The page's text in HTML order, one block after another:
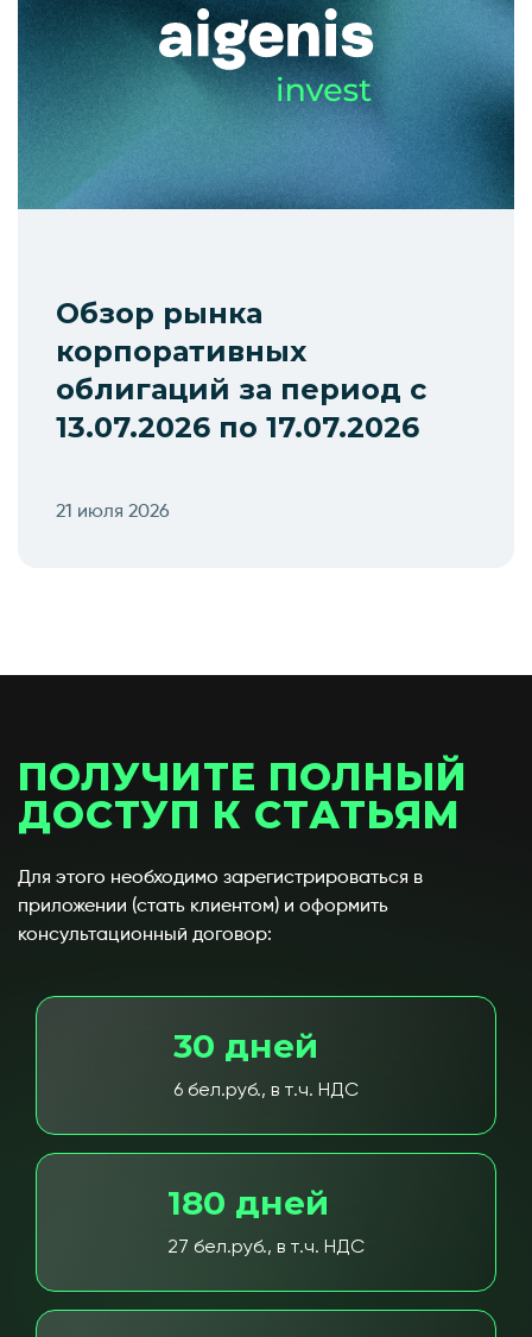
Обзор рынка
корпоративных
облигаций за период с
13.07.2026 по 17.07.2026
21 июля 2026
ПОЛУЧИТЕ ПОЛНЫЙ
ДОСТУП К СТАТЬЯМ
Для этого необходимо зарегистрироваться в
приложении (стать клиентом) и оформить
консультационный договор:
30 дней
6 бел.руб., в т.ч. НДС
180 дней
27 бел.руб., в т.ч. НДС